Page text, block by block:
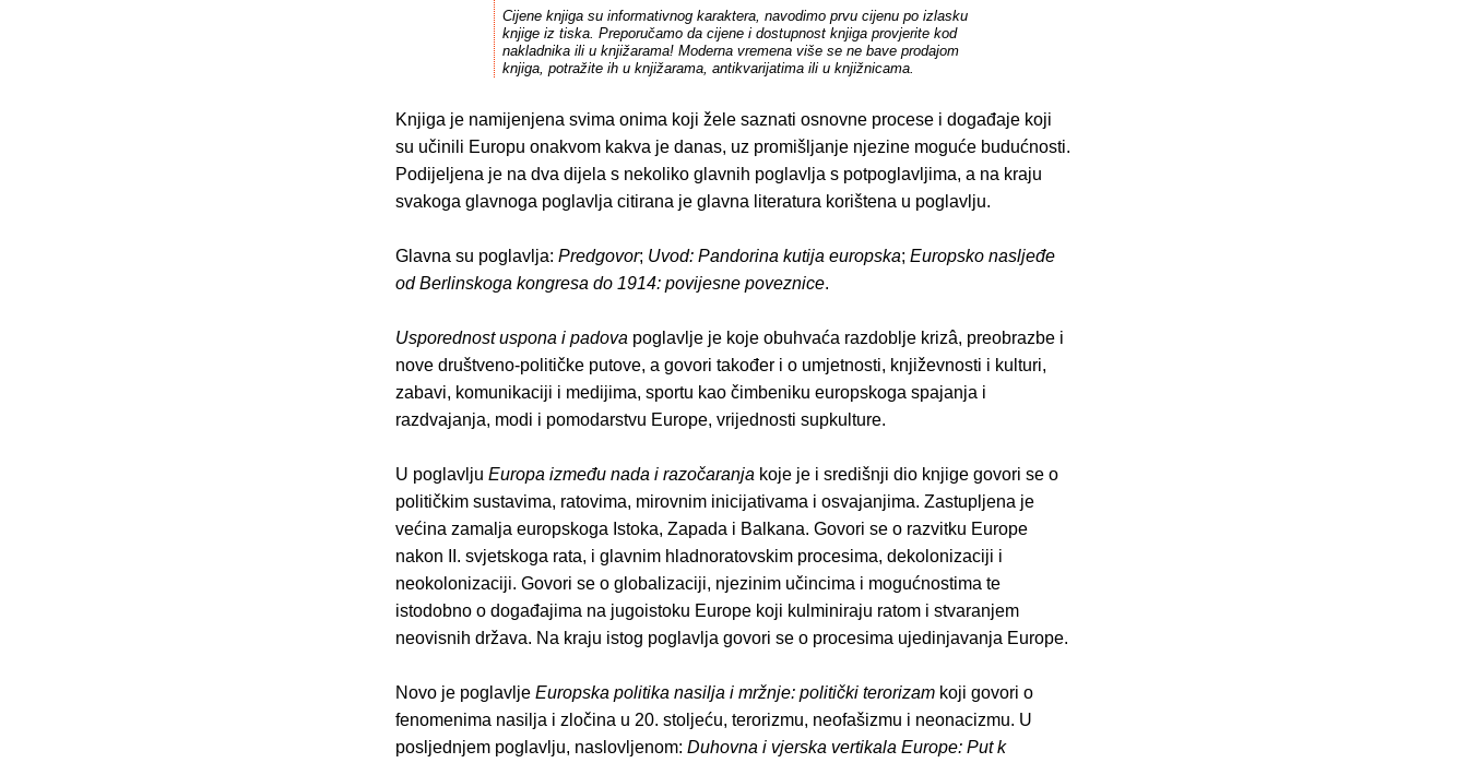
Cijene knjiga su informativnog karaktera, navodimo prvu cijenu po izlasku
knjige iz tiska. Preporučamo da cijene i dostupnost knjiga provjerite kod
nakladnika ili u knjižarama! Moderna vremena više se ne bave prodajom
knjiga, potražite ih u knjižarama, antikvarijatima ili u knjižnicama.
Knjiga je namijenjena svima onima koji žele saznati osnovne procese i događaje koji
su učinili Europu onakvom kakva je danas, uz promišljanje njezine moguće budućnosti.
Podijeljena je na dva dijela s nekoliko glavnih poglavlja s potpoglavljima, a na kraju
svakoga glavnoga poglavlja citirana je glavna literatura korištena u poglavlju.
Glavna su poglavlja: Predgovor; Uvod: Pandorina kutija europska; Europsko nasljeđe
od Berlinskoga kongresa do 1914: povijesne poveznice.
Usporednost uspona i padova poglavlje je koje obuhvaća razdoblje krizâ, preobrazbe i
nove društveno-političke putove, a govori također i o umjetnosti, književnosti i kulturi,
zabavi, komunikaciji i medijima, sportu kao čimbeniku europskoga spajanja i
razdvajanja, modi i pomodarstvu Europe, vrijednosti supkulture.
U poglavlju Europa između nada i razočaranja koje je i središnji dio knjige govori se o
političkim sustavima, ratovima, mirovnim inicijativama i osvajanjima. Zastupljena je
većina zamalja europskoga Istoka, Zapada i Balkana. Govori se o razvitku Europe
nakon II. svjetskoga rata, i glavnim hladnoratovskim procesima, dekolonizaciji i
neokolonizaciji. Govori se o globalizaciji, njezinim učincima i mogućnostima te
istodobno o događajima na jugoistoku Europe koji kulminiraju ratom i stvaranjem
neovisnih država. Na kraju istog poglavlja govori se o procesima ujedinjavanja Europe.
Novo je poglavlje Europska politika nasilja i mržnje: politički terorizam koji govori o
fenomenima nasilja i zločina u 20. stoljeću, terorizmu, neofašizmu i neonacizmu. U
posljednjem poglavlju, naslovljenom: Duhovna i vjerska vertikala Europe: Put k